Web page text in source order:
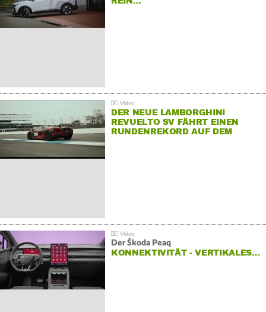
DER NEUE LAMBORGHINI
REVUELTO SV FÄHRT EINEN
RUNDENREKORD AUF DEM
Der Škoda Peaq
KONNEKTIVITÄT - VERTIKALES…